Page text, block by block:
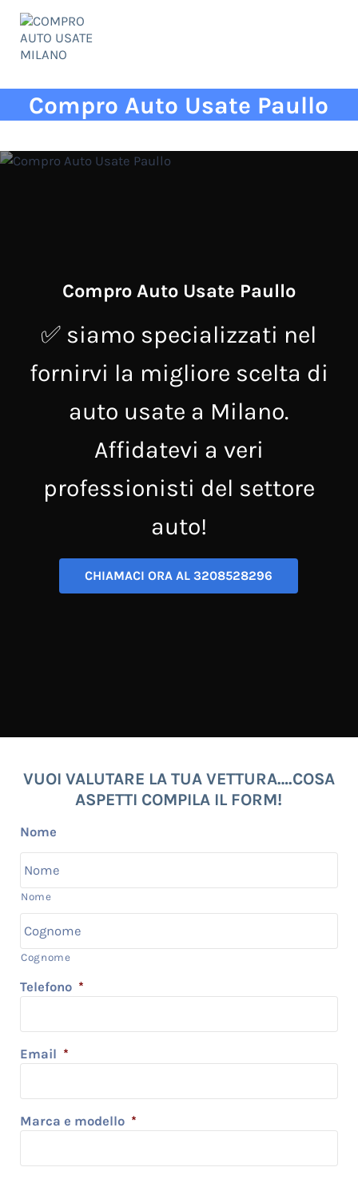
Passa al contenuto principale
Skip to header right navigation
Skip to site footer
Compro Auto Usate Paullo
Compro Auto Usate Paullo
✅ siamo specializzati nel
fornirvi la migliore scelta di
auto usate a Milano.
Affidatevi a veri
professionisti del settore
auto!
CHIAMACI ORA AL 3208528296
VUOI VALUTARE LA TUA VETTURA….COSA
ASPETTI COMPILA IL FORM!
Nome
Nome
Cognome
Telefono *
Email *
Marca e modello *